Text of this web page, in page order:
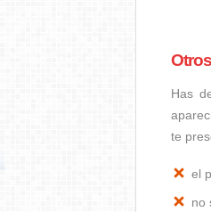
Has
te
el
no